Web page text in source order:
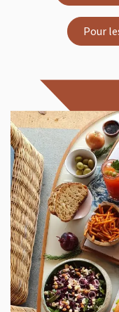
Pour